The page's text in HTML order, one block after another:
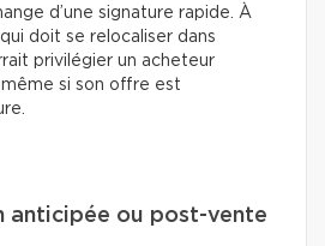
d’une signature rapide. À
qui doit se relocaliser dans
privilégier un acheteur
si son offre est
anticipée ou post-vente